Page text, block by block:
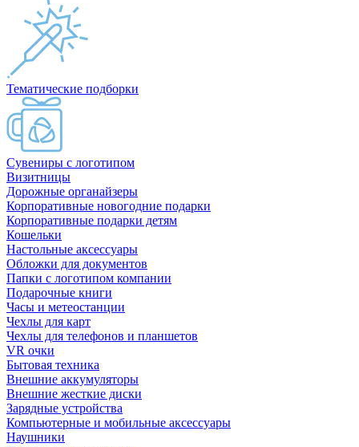
Тематические подборки
Сувениры с логотипом
Визитницы
Дорожные органайзеры
Корпоративные новогодние подарки
Корпоративные подарки детям
Кошельки
Настольные аксессуары
Обложки для документов
Папки с логотипом компании
Подарочные книги
Часы и метеостанции
Чехлы для карт
Чехлы для телефонов и планшетов
VR очки
Бытовая техника
Внешние аккумуляторы
Внешние жесткие диски
Зарядные устройства
Компьютерные и мобильные аксессуары
Наушники